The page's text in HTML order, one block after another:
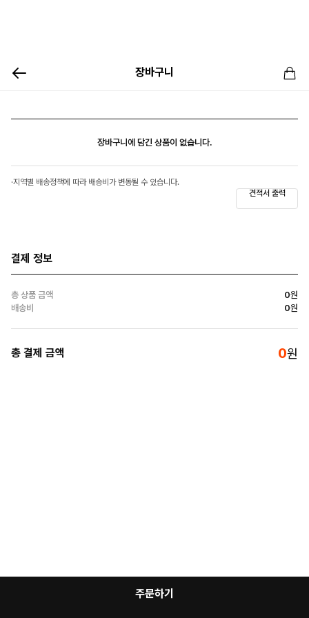
장바구니
장바구니에 담긴 상품이 없습니다.
·지역별 배송정책에 따라 배송비가 변동될 수 있습니다.
견적서 출력
결제 정보
총 상품 금액 0원
배송비
0원
총 결제 금액 0원
주문하기